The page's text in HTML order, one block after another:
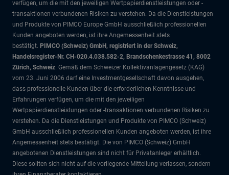
verfügen, um die mit den jeweiligen Wertpapierdienstleistungen oder -
transaktionen verbundenen Risiken zu verstehen. Da die Dienstleistungen
und Produkte von PIMCO Europe GmbH ausschließlich professionellen
Kunden angeboten werden, ist ihre Angemessenheit stets
bestätigt. PIMCO (Schweiz) GmbH, registriert in der Schweiz,
Handelsregister-Nr. CH-020.4.038.582-2, Brandschenkestrasse 41, 8002
Zürich, Schweiz. Gemäß dem Schweizer Kollektivanlagengesetz (KAG)
vom 23. Juni 2006 darf eine Investmentgesellschaft davon ausgehen,
dass professionelle Kunden über die erforderlichen Kenntnisse und
Erfahrungen verfügen, um die mit den jeweiligen
Wertpapierdienstleistungen oder -transaktionen verbundenen Risiken zu
verstehen. Da die Dienstleistungen und Produkte von PIMCO (Schweiz)
GmbH ausschließlich professionellen Kunden angeboten werden, ist ihre
Angemessenheit stets bestätigt. Die von PIMCO (Schweiz) GmbH
angebotenen Dienstleistungen sind nicht für Privatanleger erhältlich.
Diese sollten sich nicht auf die vorliegende Mitteilung verlassen, sondern